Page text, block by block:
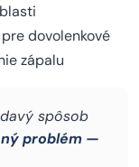
dovolenkové
zápalu
spôsob
problém —